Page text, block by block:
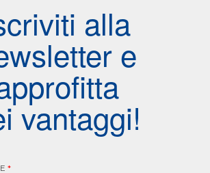
alla
e
vantaggi!
*